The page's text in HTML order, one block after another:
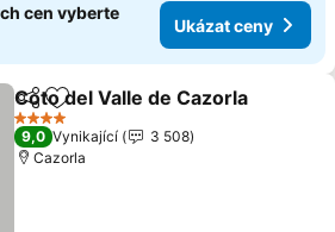
cen vyberte
Ukázat ceny
SdíletPřidat na seznam oblíbených
Coto del Valle de Cazorla
4 Počet hvězdiček
9,0 Vynikající
3 508
Cazorla